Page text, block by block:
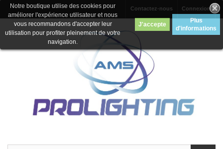
Connexion
Contactez-nous
Notre boutique utilise des cookies pour
améliorer l'expérience utilisateur et nous
vous recommandons d'accepter leur
utilisation pour profiter pleinement de votre
navigation.
J'accepte
Plus
d'informations